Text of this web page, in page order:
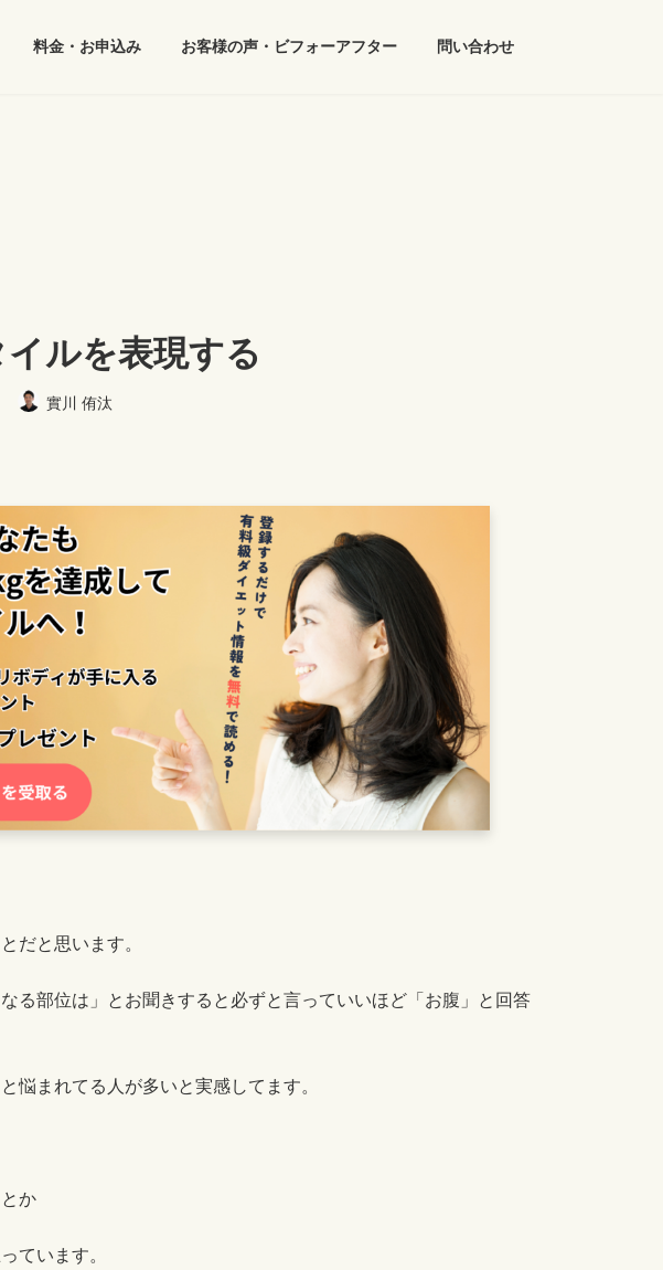
料金・お申込み お客様の声・ビフォーアフター 問い合わせ
ルを表現する
實川 侑汰
だと思います。
る部位は」とお聞きすると必ずと言っていいほど「お腹」と回答
悩まれてる人が多いと実感してます。
か
ています。